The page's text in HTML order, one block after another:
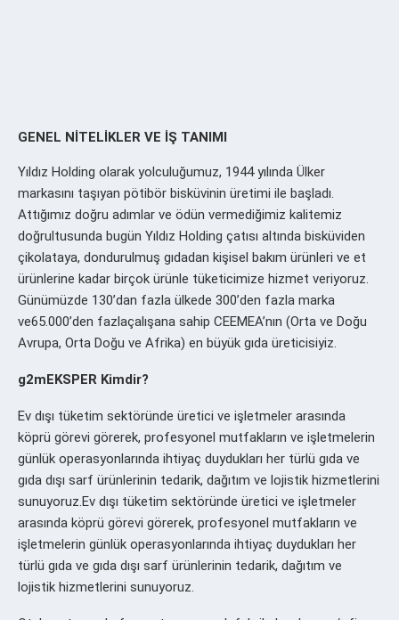
GENEL NİTELİKLER VE İŞ TANIMI
Yıldız Holding olarak yolculuğumuz, 1944 yılında Ülker
markasını taşıyan pötibör bisküvinin üretimi ile başladı.
Attığımız doğru adımlar ve ödün vermediğimiz kalitemiz
doğrultusunda bugün Yıldız Holding çatısı altında bisküviden
çikolataya, dondurulmuş gıdadan kişisel bakım ürünleri ve et
ürünlerine kadar birçok ürünle tüketicimize hizmet veriyoruz.
Günümüzde 130’dan fazla ülkede 300’den fazla marka
ve65.000’den fazlaçalışana sahip CEEMEA’nın (Orta ve Doğu
Avrupa, Orta Doğu ve Afrika) en büyük gıda üreticisiyiz.
g2mEKSPER Kimdir?
Ev dışı tüketim sektöründe üretici ve işletmeler arasında
köprü görevi görerek, profesyonel mutfakların ve işletmelerin
günlük operasyonlarında ihtiyaç duydukları her türlü gıda ve
gıda dışı sarf ürünlerinin tedarik, dağıtım ve lojistik hizmetlerini
sunuyoruz.Ev dışı tüketim sektöründe üretici ve işletmeler
arasında köprü görevi görerek, profesyonel mutfakların ve
işletmelerin günlük operasyonlarında ihtiyaç duydukları her
türlü gıda ve gıda dışı sarf ürünlerinin tedarik, dağıtım ve
lojistik hizmetlerini sunuyoruz.